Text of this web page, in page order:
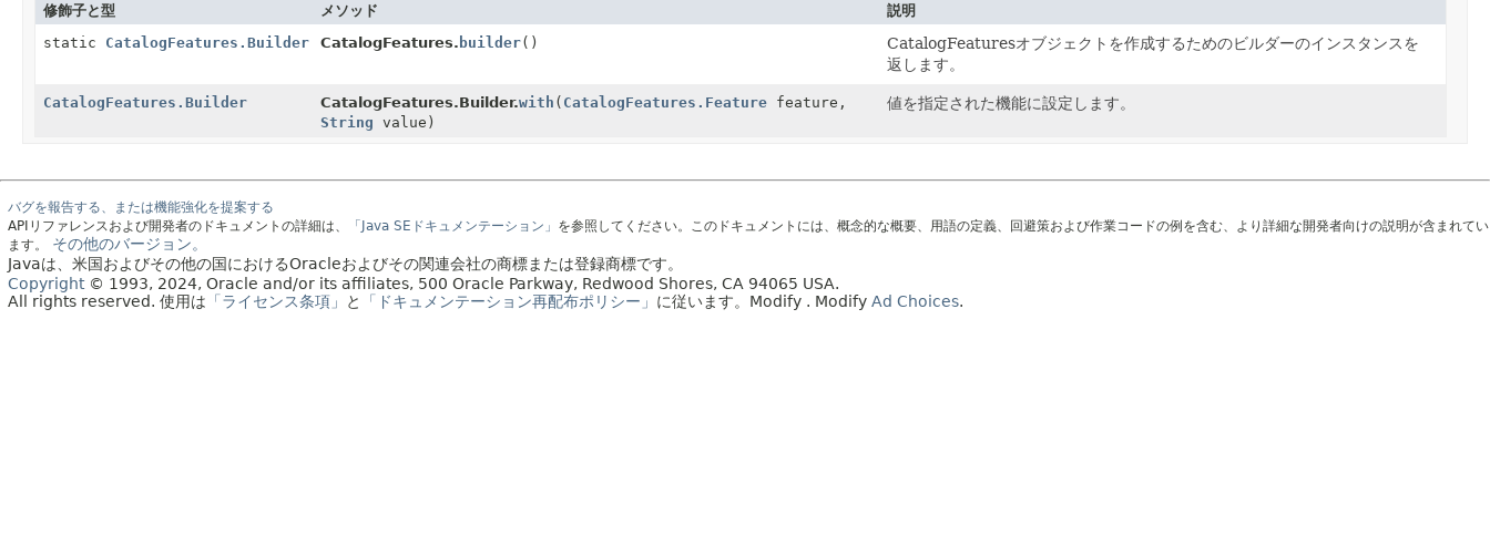
修飾子と型 メソッド
説明
static CatalogFeatures.Builder CatalogFeatures. builder()
CatalogFeaturesオブジェクトを作成するためのビルダーのインスタンスを
返します。
CatalogFeatures.Builder CatalogFeatures.Builder.with ( CatalogFeatures.Feature feature,
String value)
値を指定された機能に設定します。
バグを報告する、または機能強化を提案する
APIリファレンスおよび開発者のドキュメントの詳細は、
「Java SEドキュメンテーション」 を参照してください。このドキュメントには、概念的な概要、用語の定義、回避策および作業コードの例を含む、より詳細な開発者向けの説明が含まれてい
ます。
その他のバージョン。
Javaは、米国およびその他の国におけるOracleおよびその関連会社の商標または登録商標です。
Copyright© 1993, 2024, Oracle and/or its affiliates, 500 Oracle Parkway, Redwood Shores, CA 94065 USA.
All rights reserved. 使用は 「ライセンス条項」 と 「ドキュメンテーション再配布ポリシー」 に従います。 Modify . Modify Ad Choices.